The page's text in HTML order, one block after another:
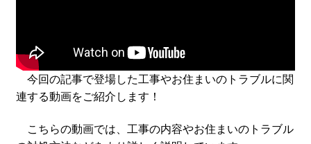
今回の記事で登場した工事やお住まいのトラブルに関
連する動画をご紹介します！
こちらの動画では、工事の内容やお住まいのトラブル